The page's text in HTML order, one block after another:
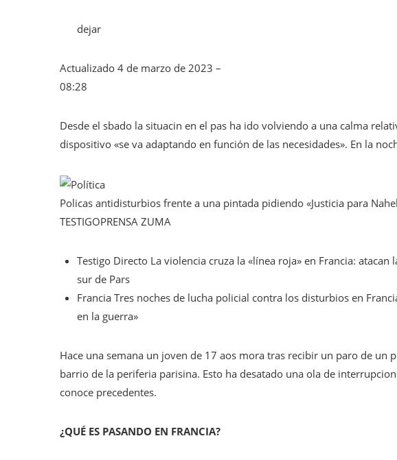
dejar
Actualizado 4 de marzo de 2023 –
08:28
Desde el sbado la situacin en el pas ha ido volviendo a una calma
dispositivo «se va adaptando en función de las necesidades». En la
Policas antidisturbios frente a una pintada pidiendo «Justicia para
TESTIGOPRENSA ZUMA
Testigo Directo La violencia cruza la «línea roja» en Francia: atacan
sur de Pars
Francia Tres noches de lucha policial contra los disturbios en
en la guerra»
Hace una semana un joven de 17 aos mora tras recibir un paro de un
barrio de la periferia parisina. Esto ha desatado una ola de
conoce precedentes.
¿QUÉ ES PASANDO EN FRANCIA?